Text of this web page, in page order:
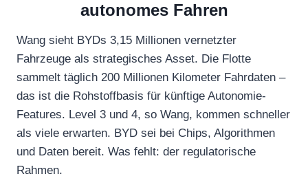
autonomes Fahren
Wang sieht BYDs 3,15 Millionen vernetzter
Fahrzeuge als strategisches Asset. Die Flotte
sammelt täglich 200 Millionen Kilometer Fahrdaten –
das ist die Rohstoffbasis für künftige Autonomie-
Features. Level 3 und 4, so Wang, kommen schneller
als viele erwarten. BYD sei bei Chips, Algorithmen
und Daten bereit. Was fehlt: der regulatorische
Rahmen.